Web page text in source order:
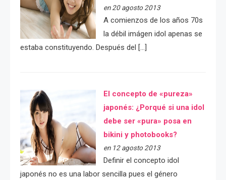
en 20 agosto 2013
A comienzos de los años 70s
la débil imágen idol apenas se
estaba constituyendo. Después del […]
El concepto de «pureza»
japonés: ¿Porqué si una idol
debe ser «pura» posa en
bikini y photobooks?
en 12 agosto 2013
Definir el concepto idol
japonés no es una labor sencilla pues el género